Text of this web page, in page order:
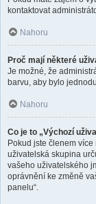
kontaktovat
Nahoru
Proč mají některé
Je možné, že
barvu, aby bylo
Nahoru
Co je to „Výchozí
Pokud jste členem
uživatelská skupina
vašeho uživatelského
oprávnění ke změně
panelu“.